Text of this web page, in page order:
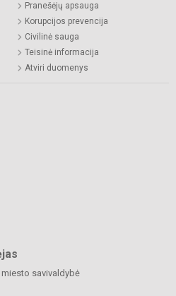
Pranešėjų apsauga
Korupcijos prevencija
Civilinė sauga
Teisinė informacija
Atviri duomenys
savivaldybė